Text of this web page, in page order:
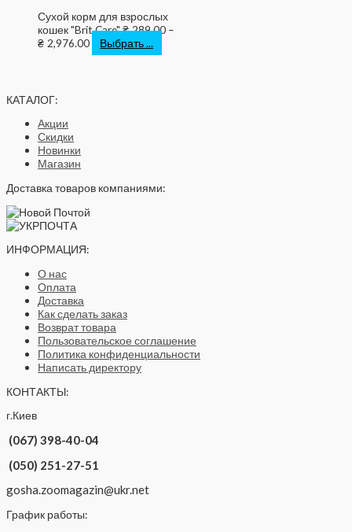
Сухой корм для взрослых
кошек "Brit Care"₴ 289.00 –
₴ 2,976.00 Выбрать ...
КАТАЛОГ:
Акции
Скидки
Новинки
Магазин
Доставка товаров компаниями:
ИНФОРМАЦИЯ:
О нас
Оплата
Доставка
Как сделать заказ
Возврат товара
Пользовательское соглашение
Политика конфиденциальности
Написать директору
КОНТАКТЫ:
г.Киев
(067) 398-40-04
(050) 251-27-51
gosha.zoomagazin@ukr.net
График работы: